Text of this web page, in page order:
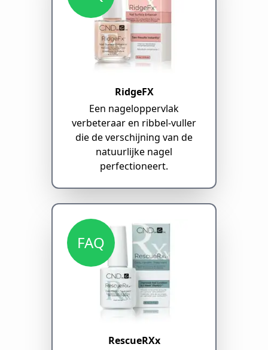
RidgeFX
Een nageloppervlak
verbeteraar en ribbel-vuller
die de verschijning van de
natuurlijke nagel
perfectioneert.
FAQ
RescueRXx